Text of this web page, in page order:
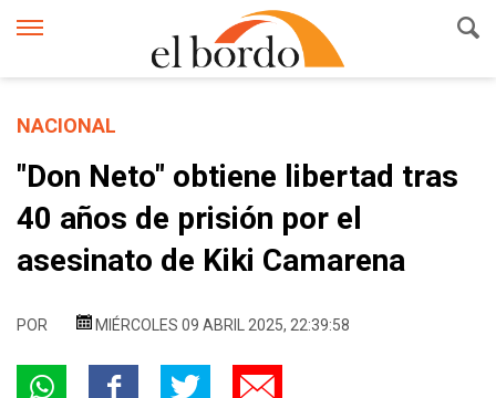
NACIONAL
"Don Neto" obtiene libertad tras
40 años de prisión por el
asesinato de Kiki Camarena
POR MIÉRCOLES 09 ABRIL 2025, 22:39:58